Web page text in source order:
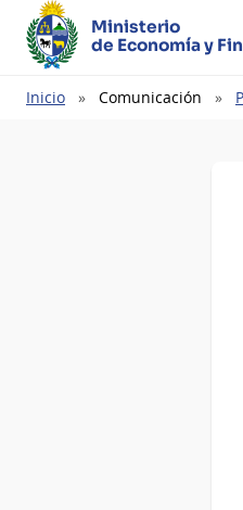
Ministerio
de Economía y
Ruta
Inicio Comunicación